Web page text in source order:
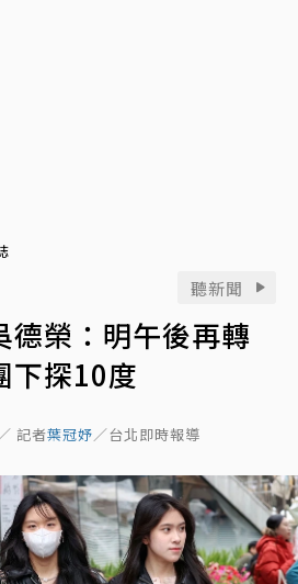
聽新聞
德榮：明午後再轉
下探10度
記者葉冠妤／台北即時報導